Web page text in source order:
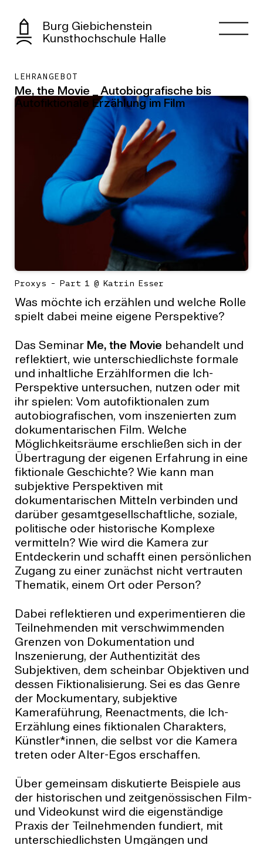
Burg Giebichenstein
Kunsthochschule Halle
LEHRANGEBOT
Me, the Movie _ Autobiografische bis
Autofiktionale Erzählung im Film
Proxys - Part 1 @ Katrin Esser
Was möchte ich erzählen und welche Rolle
spielt dabei meine eigene Perspektive?
Das Seminar Me, the Movie behandelt und
reflektiert, wie unterschiedlichste formale
und inhaltliche Erzählformen die Ich-
Perspektive untersuchen, nutzen oder mit
ihr spielen: Vom autofiktionalen zum
autobiografischen, vom inszenierten zum
dokumentarischen Film. Welche
Möglichkeitsräume erschließen sich in der
Übertragung der eigenen Erfahrung in eine
fiktionale Geschichte? Wie kann man
subjektive Perspektiven mit
dokumentarischen Mitteln verbinden und
darüber gesamtgesellschaftliche, soziale,
politische oder historische Komplexe
vermitteln? Wie wird die Kamera zur
Entdeckerin und schafft einen persönlichen
Zugang zu einer zunächst nicht vertrauten
Thematik, einem Ort oder Person?
Dabei reflektieren und experimentieren die
Teilnehmenden mit verschwimmenden
Grenzen von Dokumentation und
Inszenierung, der Authentizität des
Subjektiven, dem scheinbar Objektiven und
dessen Fiktionalisierung. Sei es das Genre
der Mockumentary, subjektive
Kameraführung, Reenactments, die Ich-
Erzählung eines fiktionalen Charakters,
Künstler*innen, die selbst vor die Kamera
treten oder Alter-Egos erschaffen.
Über gemeinsam diskutierte Beispiele aus
der historischen und zeitgenössischen Film-
und Videokunst wird die eigenständige
Praxis der Teilnehmenden fundiert, mit
unterschiedlichsten Umgängen und